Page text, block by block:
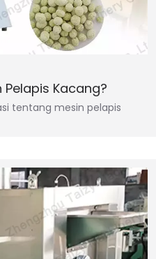
Kacang?
tentang mesin pelapis